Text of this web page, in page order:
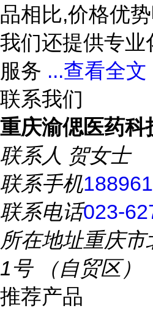
品相比,价格优
我们还提供专业
服务 ...查看全文
联系我们
重庆渝偲医药科
联系人 贺女士
联系手机
联系电话023-
所在地址重庆市
1号 （自贸区）
推荐产品